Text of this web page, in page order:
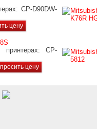
CP-D90DW-
цену
принтерах: CP-
цену